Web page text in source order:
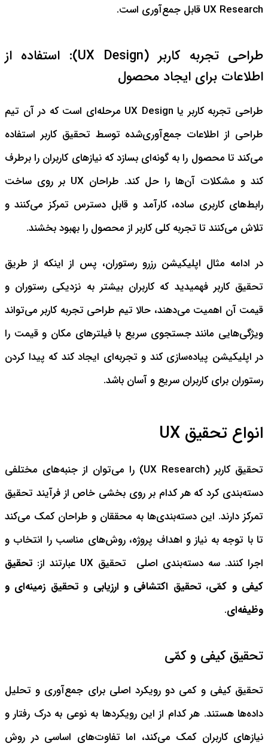
UX Research قابل جمع‌آوری است.
طراحی تجربه کاربر (UX Design): استفاده از
اطلاعات برای ایجاد محصول
طراحی تجربه کاربر یا UX Design مرحله‌ای است که در آن تیم
طراحی از اطلاعات جمع‌آوری‌شده توسط تحقیق کاربر استفاده
می‌کند تا محصول را به گونه‌ای بسازد که نیازهای کاربران را برطرف
کند و مشکلات آن‌ها را حل کند. طراحان UX بر روی ساخت
رابط‌های کاربری ساده، کارآمد و قابل دسترس تمرکز می‌کنند و
تلاش می‌کنند تا تجربه کلی کاربر از محصول را بهبود بخشند.
در ادامه مثال اپلیکیشن رزرو رستوران، پس از اینکه از طریق
تحقیق کاربر فهمیدید که کاربران بیشتر به نزدیکی رستوران و
قیمت آن اهمیت می‌دهند، حالا تیم طراحی تجربه کاربر می‌تواند
ویژگی‌هایی مانند جستجوی سریع با فیلترهای مکان و قیمت را
در اپلیکیشن پیاده‌سازی کند و تجربه‌ای ایجاد کند که پیدا کردن
رستوران برای کاربران سریع و آسان باشد.
انواع تحقیق UX
تحقیق کاربر (UX Research) را می‌توان از جنبه‌های مختلفی
دسته‌بندی کرد که هر کدام بر روی بخشی خاص از فرآیند تحقیق
تمرکز دارند. این دسته‌بندی‌ها به محققان و طراحان کمک می‌کند
تا با توجه به نیاز و اهداف پروژه، روش‌های مناسب را انتخاب و
اجرا کنند. سه دسته‌بندی اصلی تحقیق UX عبارتند از:
تحقیق
کیفی و کمّی،تحقیق اکتشافی و ارزیابی وتحقیق زمینه‌ای و
وظیفه‌ای.
تحقیق کیفی و کمّی
تحقیق کیفی و کمی دو رویکرد اصلی برای جمع‌آوری و تحلیل
داده‌ها هستند. هر کدام از این رویکردها به نوعی به درک رفتار و
نیازهای کاربران کمک می‌کند، اما تفاوت‌های اساسی در روش